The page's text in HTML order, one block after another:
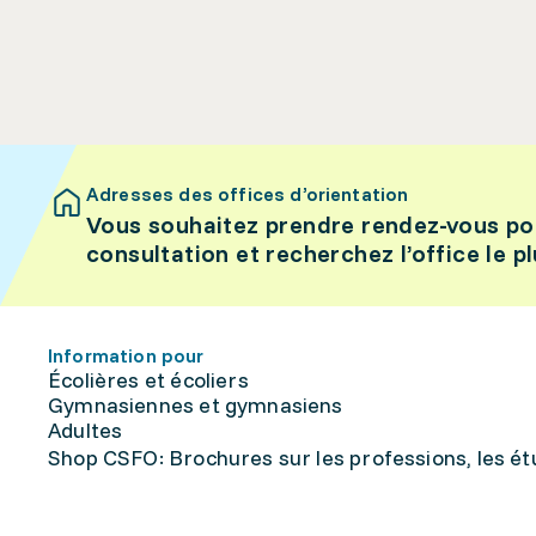
Adresses des offices d’orientation
Vous souhaitez prendre rendez-vous
consultation et recherchez l’office le
Information pour
Écolières et écoliers
Gymnasiennes et gymnasiens
Adultes
Shop CSFO: Brochures sur les professions, les